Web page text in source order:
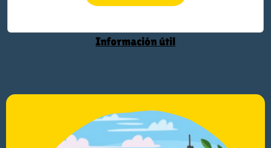
Información útil